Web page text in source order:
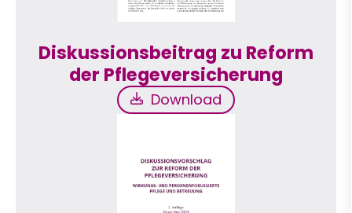
Download
Download
Diskussionsbeitrag zu Reform
der Pflegeversicherung